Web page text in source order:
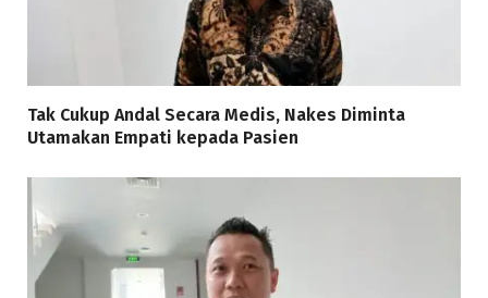
Tak Cukup Andal Secara Medis, Nakes Diminta
Utamakan Empati kepada Pasien